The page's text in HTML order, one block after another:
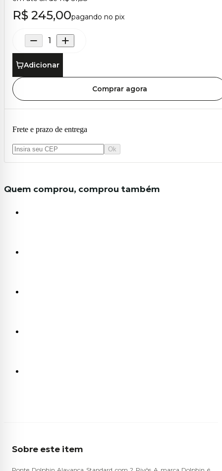
R$ 245,00pagando no pix
Adicionar
Comprar agora
Frete e prazo de entrega
Ok
Quem comprou, comprou também
Sobre este item